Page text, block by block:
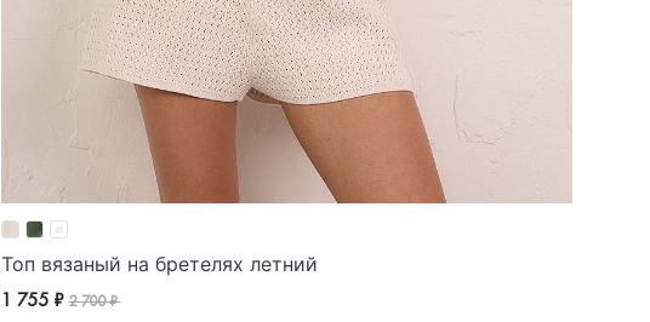
Топ вязаный на бретелях летний
1 755 ₽2 700 ₽